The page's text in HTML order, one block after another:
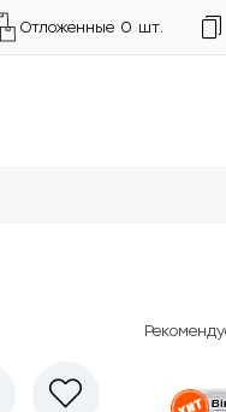
Отложенные 0 шт.